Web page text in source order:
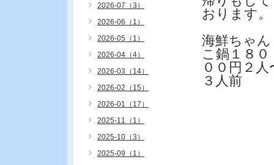
おります。
海鮮ちゃん
こ鍋１８０
００円２人
３人前
2026-07（3）
2026-06（1）
2026-05（1）
2026-04（4）
2026-03（14）
2026-02（15）
2026-01（17）
2025-11（1）
2025-10（3）
2025-09（1）